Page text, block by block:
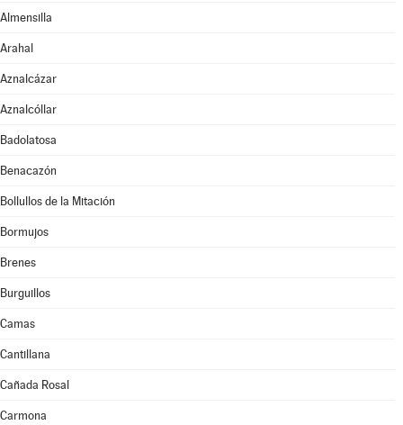
Almensilla
Arahal
Aznalcázar
Aznalcóllar
Badolatosa
Benacazón
Bollullos de la Mitación
Bormujos
Brenes
Burguillos
Camas
Cantillana
Cañada Rosal
Carmona